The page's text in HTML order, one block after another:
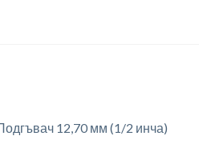
12,70 мм (1/2 инча)